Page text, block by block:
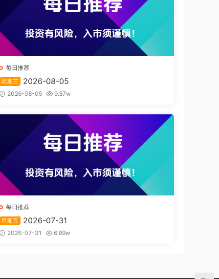
每日推荐
星期三
2026-08-05
2026-08-05 9.87w
每日推荐
星期五
2026-07-31
2026-07-31 6.99w